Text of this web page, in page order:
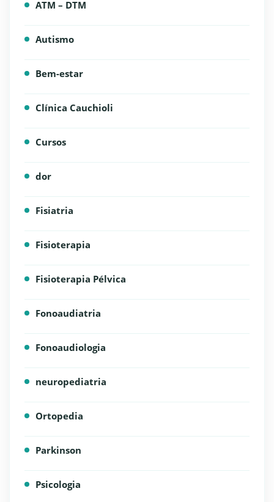
ATM – DTM
Autismo
Bem-estar
Clínica Cauchioli
Cursos
dor
Fisiatria
Fisioterapia
Fisioterapia Pélvica
Fonoaudiatria
Fonoaudiologia
neuropediatria
Ortopedia
Parkinson
Psicologia